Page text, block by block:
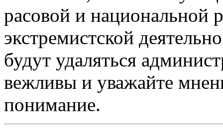
расовой и национальной
экстремистской
будут удаляться
вежливы и уважайте
понимание.